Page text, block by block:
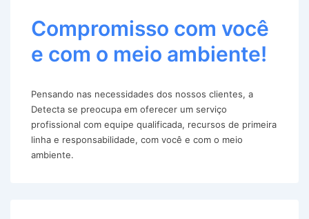
Compromisso com você
e com o meio ambiente!
Pensando nas necessidades dos nossos clientes, a
Detecta se preocupa em oferecer um serviço
profissional com equipe qualificada, recursos de primeira
linha e responsabilidade, com você e com o meio
ambiente.